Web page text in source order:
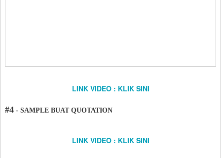
LINK VIDEO : KLIK SINI
#4 - SAMPLE BUAT QUOTATION
LINK VIDEO : KLIK SINI